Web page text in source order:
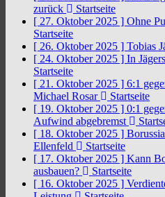
zurück
Startseite
[ 27. Oktober 2025 ] Ohne
Startseite
[ 26. Oktober 2025 ] Tobias
[ 24. Oktober 2025 ] In
Startseite
[ 21. Oktober 2025 ] 6:1
Michael Rosar
Startseite
[ 19. Oktober 2025 ] 0:1
Aufwind abgebremst
[ 18. Oktober 2025 ]
Ellenfeld
Startseite
[ 17. Oktober 2025 ] Kann
ausbauen?
Startseite
[ 16. Oktober 2025 ]